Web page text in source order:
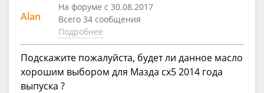
Alan
На форуме с 30.08.2017
Всего 34 сообщения
Подробнее
Подскажите пожалуйста, будет ли данное масло
хорошим выбором для Мазда сх5 2014 года
выпуска ?